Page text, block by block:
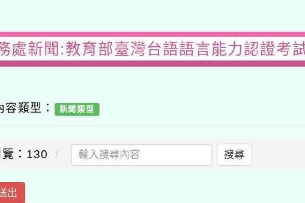
處新聞:教育部臺灣台語語言能力認證考
類型： 新聞類型
：130 搜尋
出